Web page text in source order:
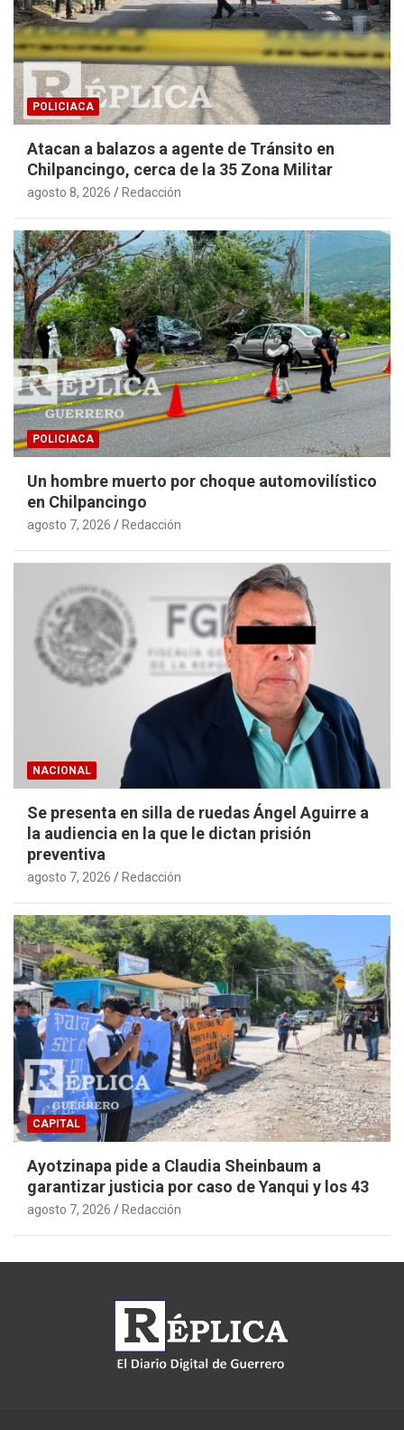
POLICIACA
Atacan a balazos a agente de Tránsito en
Chilpancingo, cerca de la 35 Zona Militar
agosto 8, 2026 Redacción
POLICIACA
Un hombre muerto por choque automovilístico
en Chilpancingo
agosto 7, 2026 Redacción
NACIONAL
Se presenta en silla de ruedas Ángel Aguirre a
la audiencia en la que le dictan prisión
preventiva
agosto 7, 2026 Redacción
CAPITAL
Ayotzinapa pide a Claudia Sheinbaum a
garantizar justicia por caso de Yanqui y los 43
agosto 7, 2026 Redacción